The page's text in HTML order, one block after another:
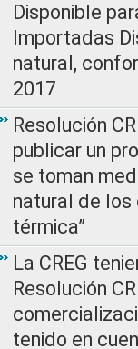
Disponible
Importadas
natural,
2017
Resolución
publicar un
se toman
natural de los
térmica”
La CREG
Resolución
tenido en